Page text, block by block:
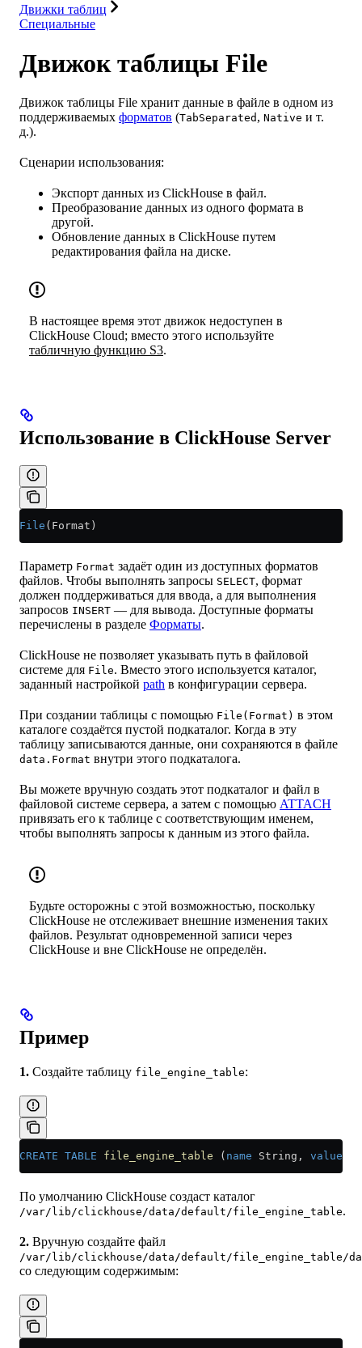
Движки таблиц
Специальные
Движок таблицы File
Движок таблицы File хранит данные в файле в одном из
поддерживаемых форматов (TabSeparated , Native и т.
д.).
Сценарии использования:
Экспорт данных из ClickHouse в файл.
Преобразование данных из одного формата в
другой.
Обновление данных в ClickHouse путем
редактирования файла на диске.
В настоящее время этот движок недоступен в
ClickHouse Cloud; вместо этого используйте
табличную функцию S3.
Использование в ClickHouse Server
File (Format)
Параметр Format задаёт один из доступных форматов
файлов. Чтобы выполнять запросы SELECT, формат
должен поддерживаться для ввода, а для выполнения
запросов INSERT — для вывода. Доступные форматы
перечислены в разделе Форматы.
ClickHouse не позволяет указывать путь в файловой
системе для File. Вместо этого используется каталог,
заданный настройкой path в конфигурации сервера.
При создании таблицы с помощью File(Format) в этом
каталоге создаётся пустой подкаталог. Когда в эту
таблицу записываются данные, они сохраняются в файле
data.Format внутри этого подкаталога.
Вы можете вручную создать этот подкаталог и файл в
файловой системе сервера, а затем с помощью ATTACH
привязать его к таблице с соответствующим именем,
чтобы выполнять запросы к данным из этого файла.
Будьте осторожны с этой возможностью, поскольку
ClickHouse не отслеживает внешние изменения таких
файлов. Результат одновременной записи через
ClickHouse и вне ClickHouse не определён.
Пример
1. Создайте таблицу file_engine_table:
CREATE TABLE file_engine_table ( name String, value
По умолчанию ClickHouse создаст каталог
/var/lib/clickhouse/data/default/file_engine_table.
2. Вручную создайте файл
/var/lib/clickhouse/data/default/file_engine_table/
со следующим содержимым: